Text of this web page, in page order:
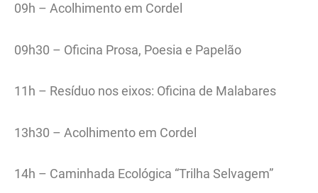
09h – Acolhimento em Cordel
09h30 – Oficina Prosa, Poesia e Papelão
11h – Resíduo nos eixos: Oficina de Malabares
13h30 – Acolhimento em Cordel
14h – Caminhada Ecológica “Trilha Selvagem”